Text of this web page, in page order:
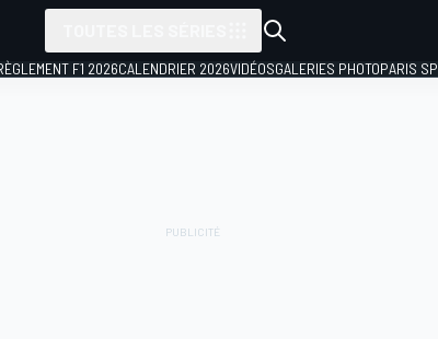
F1 2026CALENDRIER 2026VIDÉOSGALERIES PHOTOPARIS